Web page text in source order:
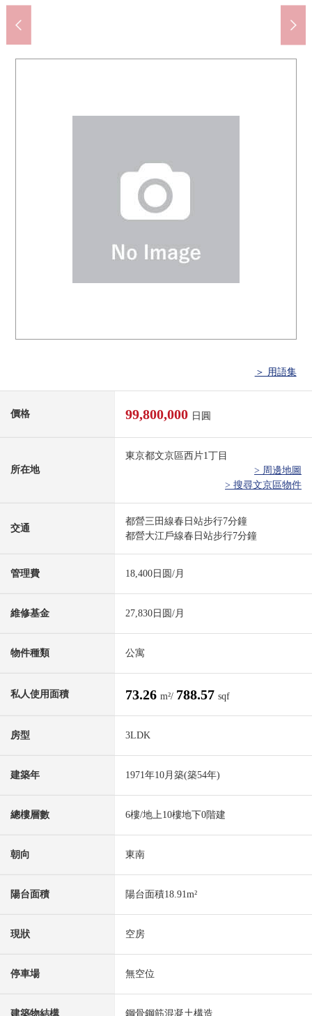
＞ 用語集
價格 99,800,000 日圓
所在地
東京都文京區西片1丁目
> 周邊地圖
> 搜尋文京區物件
交通
都營三田線春日站步行7分鐘
都營大江戶線春日站步行7分鐘
管理費 18,400日圆/月
維修基金 27,830日圆/月
物件種類 公寓
私人使用面積 73.26 m²/ 788.57 sqf
房型 3LDK
建築年 1971年10月築(築54年)
總樓層數 6樓/地上10樓地下0階建
朝向 東南
陽台面積 陽台面積18.91m²
現狀 空房
停車場 無空位
建築物結構 鋼骨鋼筋混凝土構造